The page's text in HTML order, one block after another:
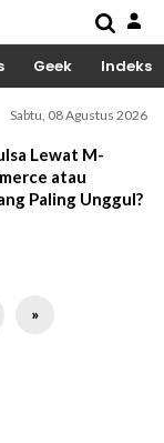
Geek Indeks
Sabtu, 08 Agustus 2026
Lewat M-
atau
Paling Unggul?
»